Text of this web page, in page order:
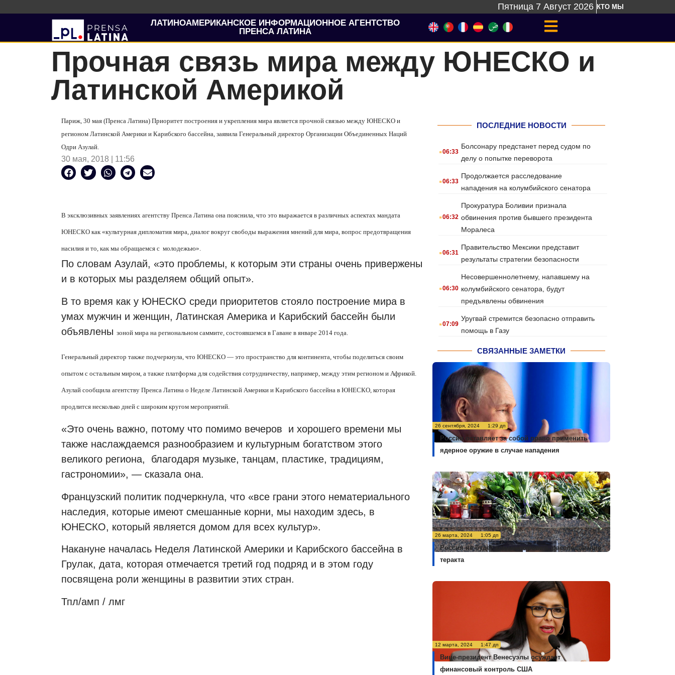
Пятница 7 Август 2026 КТО МЫ
ЛАТИНОАМЕРИКАНСКОЕ ИНФОРМАЦИОННОЕ АГЕНТСТВО
ПРЕНСА ЛАТИНА
Прочная связь мира между ЮНЕСКО и
Латинской Америкой
Париж, 30 мая (Пренса Латина) Приоритет построения и укрепления мира является прочной связью между ЮНЕСКО и
регионом Латинской Америки и Карибского бассейна, заявила Генеральный директор Организации Объединенных Наций
Одри Азулай.
30 мая, 2018 | 11:56
В эксклюзивных заявлениях агентству Пренса Латина она пояснила, что это выражается в различных аспектах мандата
ЮНЕСКО как «культурная дипломатия мира, диалог вокруг свободы выражения мнений для мира, вопрос предотвращения
насилия и то, как мы обращаемся с молодежью».
По словам Азулай, «это проблемы, к которым эти страны очень привержены
и в которых мы разделяем общий опыт».
В то время как у ЮНЕСКО среди приоритетов стояло построение мира в
умах мужчин и женщин, Латинская Америка и Карибский бассейн были
объявлены зоной мира на региональном саммите, состоявшемся в Гаване в январе 2014 года.
Генеральный директор также подчеркнула, что ЮНЕСКО — это пространство для континента, чтобы поделиться своим
опытом с остальным миром, а также платформа для содействия сотрудничеству, например, между этим регионом и Африкой.
Азулай сообщила агентству Пренса Латина о Неделе Латинской Америки и Карибского бассейна в ЮНЕСКО, которая
продлится несколько дней с широким кругом мероприятий.
«Это очень важно, потому что помимо вечеров и хорошего времени мы
также наслаждаемся разнообразием и культурным богатством этого
великого региона, благодаря музыке, танцам, пластике, традициям,
гастрономии», — сказала она.
Французский политик подчеркнула, что «все грани этого нематериального
наследия, которые имеют смешанные корни, мы находим здесь, в
ЮНЕСКО, который является домом для всех культур».
Накануне началась Неделя Латинской Америки и Карибского бассейна в
Грулак, дата, которая отмечается третий год подряд и в этом году
посвящена роли женщины в развитии этих стран.
Тпл/амп / лмг
ПОСЛЕДНИЕ НОВОСТИ
.06:33
Болсонару предстанет перед судом по
делу о попытке переворота
.06:33
Продолжается расследование
нападения на колумбийского сенатора
.06:32
Прокуратура Боливии признала
обвинения против бывшего президента
Моралеса
.06:31
Правительство Мексики представит
результаты стратегии безопасности
.06:30
Несовершеннолетнему, напавшему на
колумбийского сенатора, будут
предъявлены обвинения
.07:09
Уругвай стремится безопасно отправить
помощь в Газу
СВЯЗАННЫЕ ЗАМЕТКИ
26 сентября, 2024 1:29 дп
Россия оставляет за собой право применить
ядерное оружие в случае нападения
26 марта, 2024 1:05 дп
Россия не будет комментировать расследование
теракта
12 марта, 2024 1:47 дп
Вице-президент Венесуэлы осуждает
финансовый контроль США